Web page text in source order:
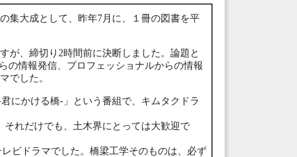
集大成として、昨年7月に、１冊の図書を平
が、締切り2時間前に決断しました。論題と
の情報発信、プロフェッショナルからの情報
でした。
にかける橋-」という番組で、キムタクドラ
れだけでも、土木界にとっては大歓迎で
ビドラマでした。橋梁工学そのものは、必ず